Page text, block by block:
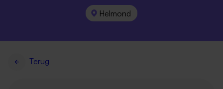
Helmond
Terug